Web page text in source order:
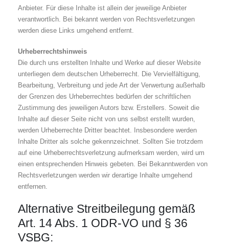
Anbieter. Für diese Inhalte ist allein der jeweilige Anbieter
verantwortlich. Bei bekannt werden von Rechtsverletzungen
werden diese Links umgehend entfernt.
Urheberrechtshinweis
Die durch uns erstellten Inhalte und Werke auf dieser Website
unterliegen dem deutschen Urheberrecht. Die Vervielfältigung,
Bearbeitung, Verbreitung und jede Art der Verwertung außerhalb
der Grenzen des Urheberrechtes bedürfen der schriftlichen
Zustimmung des jeweiligen Autors bzw. Erstellers. Soweit die
Inhalte auf dieser Seite nicht von uns selbst erstellt wurden,
werden Urheberrechte Dritter beachtet. Insbesondere werden
Inhalte Dritter als solche gekennzeichnet. Sollten Sie trotzdem
auf eine Urheberrechtsverletzung aufmerksam werden, wird um
einen entsprechenden Hinweis gebeten. Bei Bekanntwerden von
Rechtsverletzungen werden wir derartige Inhalte umgehend
entfernen.
Alternative Streitbeilegung gemäß
Art. 14 Abs. 1 ODR-VO und § 36
VSBG: